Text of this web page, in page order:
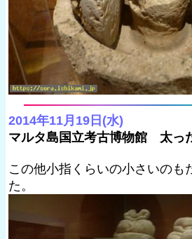
2014年11月19日(水)
マルタ島国立考古博物館 太っ
この他小指くらいの小さいのも
た。